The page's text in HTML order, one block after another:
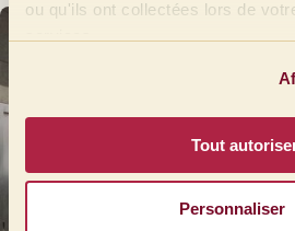
ou qu'ils ont collectées lors de
Tout
Personnaliser